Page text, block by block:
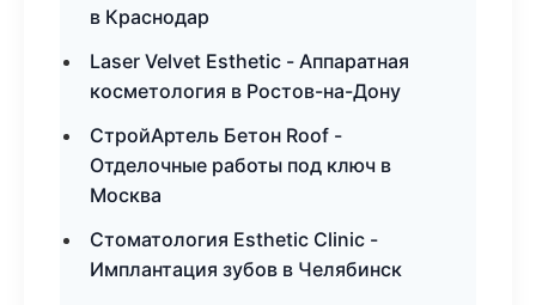
в Краснодар
Laser Velvet Esthetic - Аппаратная
косметология в Ростов-на-Дону
СтройАртель Бетон Roof -
Отделочные работы под ключ в
Москва
Стоматология Esthetic Clinic -
Имплантация зубов в Челябинск